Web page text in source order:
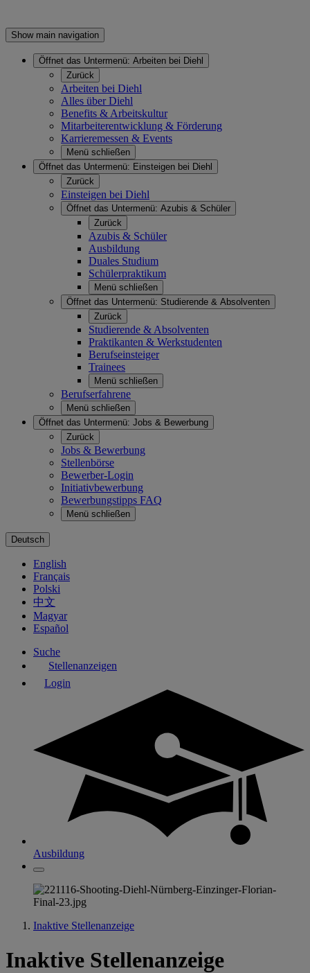
Show main navigation
Öffnet das Untermenü: Arbeiten bei Diehl
Zurück
Arbeiten bei Diehl
Alles über Diehl
Benefits & Arbeitskultur
Mitarbeiterentwicklung & Förderung
Karrieremessen & Events
Menü schließen
Öffnet das Untermenü: Einsteigen bei Diehl
Zurück
Einsteigen bei Diehl
Öffnet das Untermenü: Azubis & Schüler
Zurück
Azubis & Schüler
Ausbildung
Duales Studium
Schülerpraktikum
Menü schließen
Öffnet das Untermenü: Studierende & Absolventen
Zurück
Studierende & Absolventen
Praktikanten & Werkstudenten
Berufseinsteiger
Trainees
Menü schließen
Berufserfahrene
Menü schließen
Öffnet das Untermenü: Jobs & Bewerbung
Zurück
Jobs & Bewerbung
Stellenbörse
Bewerber-Login
Initiativbewerbung
Bewerbungstipps FAQ
Menü schließen
Deutsch
English
Français
Polski
中文
Magyar
Español
Suche
Stellenanzeigen
Login
Ausbildung
Inaktive Stellenanzeige
Inaktive Stellenanzeige